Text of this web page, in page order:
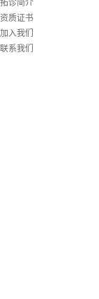
拓诊简介
资质证书
加入我们
联系我们